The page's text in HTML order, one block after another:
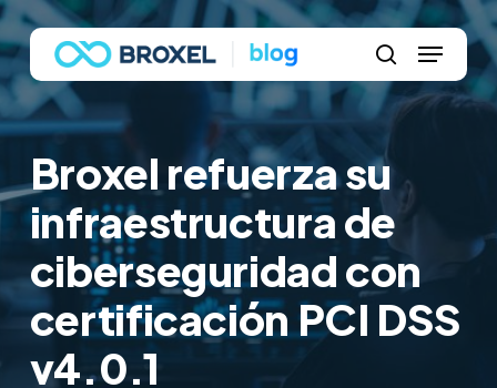
Skip
to
main
content
search
Menu
Broxel refuerza su
infraestructura de
ciberseguridad con
certificación PCI DSS
v4.0.1